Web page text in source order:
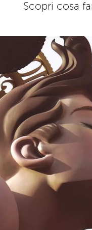
Scopri cosa